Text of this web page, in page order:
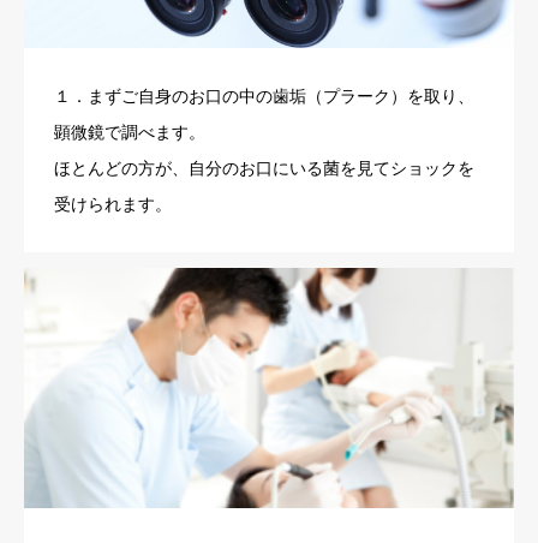
１．まずご自身のお口の中の歯垢（プラーク）を取り、
顕微鏡で調べます。
ほとんどの方が、自分のお口にいる菌を見てショックを
受けられます。